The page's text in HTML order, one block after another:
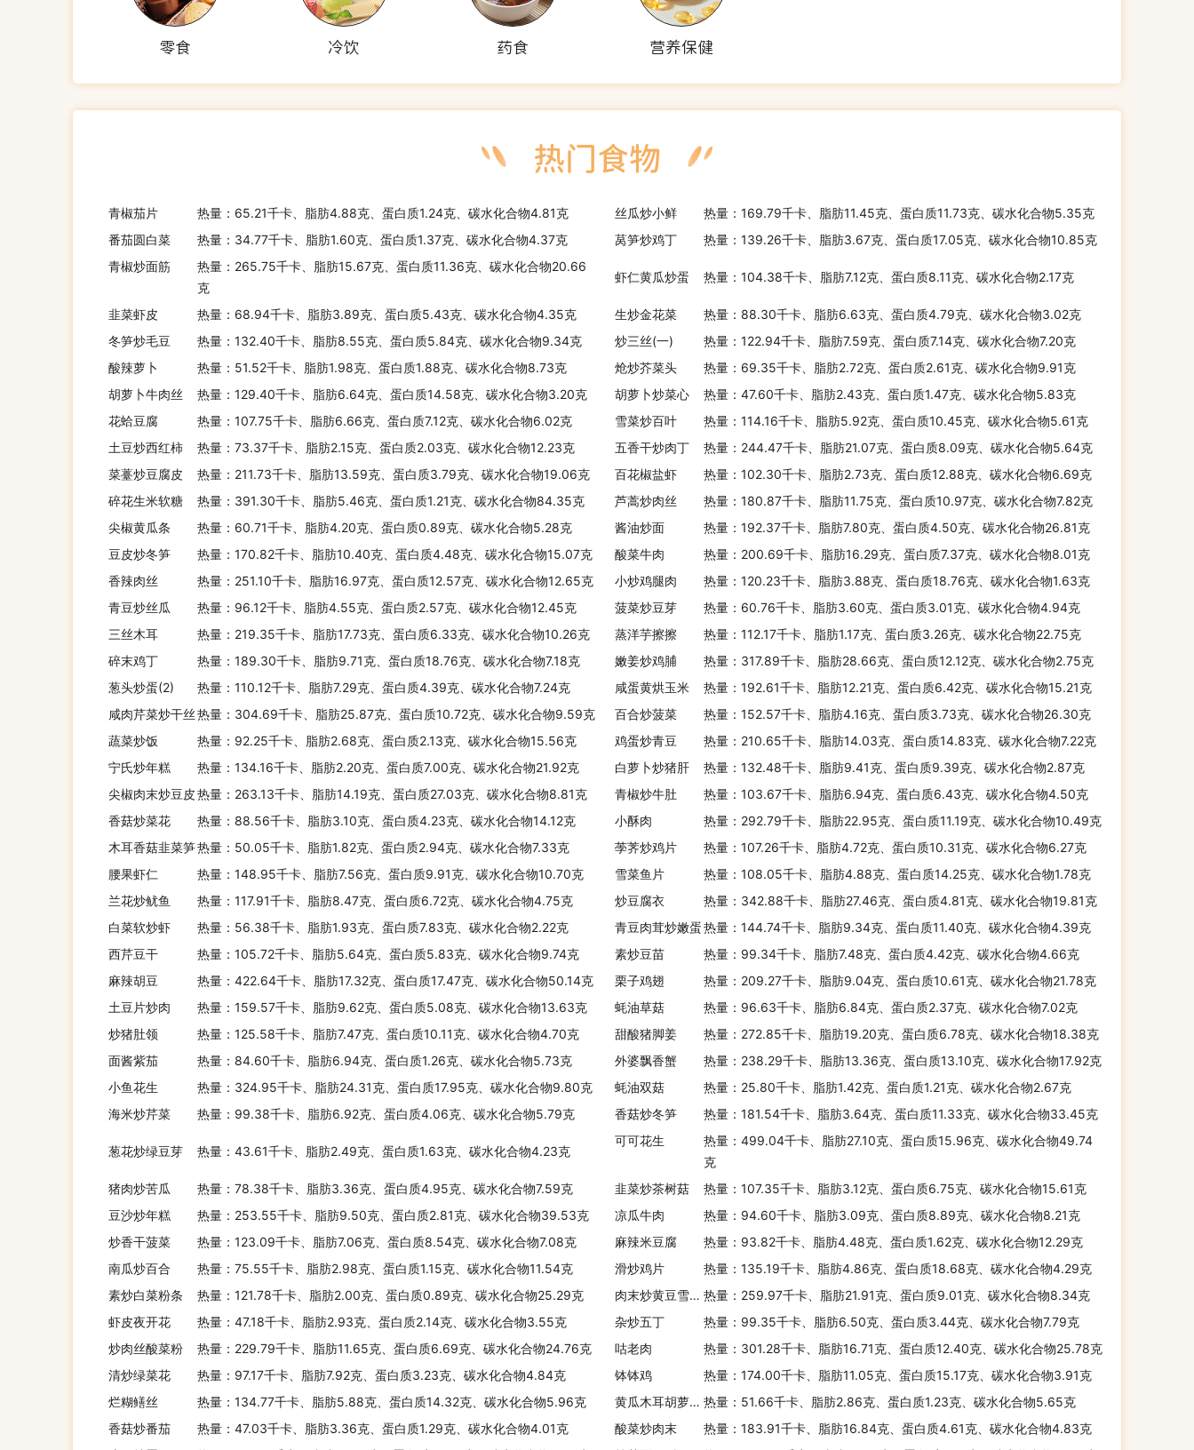
零食 冷饮 药食 营养保健
青椒茄片 热量：65.21千卡、脂肪4.88克、蛋白质1.24克、碳水化合物4.81克 丝瓜炒小鲜
热量：169.79千卡、脂肪11.45克、蛋白质11.73克、碳水化合物5.35克
番茄圆白菜
热量：34.77千卡、脂肪1.60克、蛋白质1.37克、碳水化合物4.37克 莴笋炒鸡丁
热量：139.26千卡、脂肪3.67克、蛋白质17.05克、碳水化合物10.85克
青椒炒面筋
热量：265.75千卡、脂肪15.67克、蛋白质11.36克、碳水化合物20.66
克
虾仁黄瓜炒蛋 热量：104.38千卡、脂肪7.12克、蛋白质8.11克、碳水化合物2.17克
韭菜虾皮 热量：68.94千卡、脂肪3.89克、蛋白质5.43克、碳水化合物4.35克 生炒金花菜
热量：88.30千卡、脂肪6.63克、蛋白质4.79克、碳水化合物3.02克
冬笋炒毛豆
热量：132.40千卡、脂肪8.55克、蛋白质5.84克、碳水化合物9.34克 炒三丝(一)
热量：122.94千卡、脂肪7.59克、蛋白质7.14克、碳水化合物7.20克
酸辣萝卜
热量：51.52千卡、脂肪1.98克、蛋白质1.88克、碳水化合物8.73克 炝炒芥菜头
热量：69.35千卡、脂肪2.72克、蛋白质2.61克、碳水化合物9.91克
胡萝卜牛肉丝
热量：129.40千卡、脂肪6.64克、蛋白质14.58克、碳水化合物3.20克 胡萝卜炒菜心
热量：47.60千卡、脂肪2.43克、蛋白质1.47克、碳水化合物5.83克
花蛤豆腐
热量：107.75千卡、脂肪6.66克、蛋白质7.12克、碳水化合物6.02克 雪菜炒百叶
热量：114.16千卡、脂肪5.92克、蛋白质10.45克、碳水化合物5.61克
土豆炒西红柿
热量：73.37千卡、脂肪2.15克、蛋白质2.03克、碳水化合物12.23克 五香干炒肉丁
热量：244.47千卡、脂肪21.07克、蛋白质8.09克、碳水化合物5.64克
菜薹炒豆腐皮
热量：211.73千卡、脂肪13.59克、蛋白质3.79克、碳水化合物19.06克 百花椒盐虾
热量：102.30千卡、脂肪2.73克、蛋白质12.88克、碳水化合物6.69克
碎花生米软糖
热量：391.30千卡、脂肪5.46克、蛋白质1.21克、碳水化合物84.35克 芦蒿炒肉丝
热量：180.87千卡、脂肪11.75克、蛋白质10.97克、碳水化合物7.82克
尖椒黄瓜条
热量：60.71千卡、脂肪4.20克、蛋白质0.89克、碳水化合物5.28克 酱油炒面
热量：192.37千卡、脂肪7.80克、蛋白质4.50克、碳水化合物26.81克
豆皮炒冬笋
热量：170.82千卡、脂肪10.40克、蛋白质4.48克、碳水化合物15.07克 酸菜牛肉
热量：200.69千卡、脂肪16.29克、蛋白质7.37克、碳水化合物8.01克
香辣肉丝
热量：251.10千卡、脂肪16.97克、蛋白质12.57克、碳水化合物12.65克 小炒鸡腿肉
热量：120.23千卡、脂肪3.88克、蛋白质18.76克、碳水化合物1.63克
青豆炒丝瓜
热量：96.12千卡、脂肪4.55克、蛋白质2.57克、碳水化合物12.45克 菠菜炒豆芽
热量：60.76千卡、脂肪3.60克、蛋白质3.01克、碳水化合物4.94克
三丝木耳
热量：219.35千卡、脂肪17.73克、蛋白质6.33克、碳水化合物10.26克 蒸洋芋擦擦
热量：112.17千卡、脂肪1.17克、蛋白质3.26克、碳水化合物22.75克
碎末鸡丁
热量：189.30千卡、脂肪9.71克、蛋白质18.76克、碳水化合物7.18克 嫩姜炒鸡脯
热量：317.89千卡、脂肪28.66克、蛋白质12.12克、碳水化合物2.75克
葱头炒蛋(2)
热量：110.12千卡、脂肪7.29克、蛋白质4.39克、碳水化合物7.24克 咸蛋黄烘玉米
热量：192.61千卡、脂肪12.21克、蛋白质6.42克、碳水化合物15.21克
咸肉芹菜炒干丝热量：304.69千卡、脂肪25.87克、蛋白质10.72克、碳水化合物9.59克 百合炒菠菜
热量：152.57千卡、脂肪4.16克、蛋白质3.73克、碳水化合物26.30克
蔬菜炒饭
热量：92.25千卡、脂肪2.68克、蛋白质2.13克、碳水化合物15.56克 鸡蛋炒青豆
热量：210.65千卡、脂肪14.03克、蛋白质14.83克、碳水化合物7.22克
宁氏炒年糕
热量：134.16千卡、脂肪2.20克、蛋白质7.00克、碳水化合物21.92克 白萝卜炒猪肝
热量：132.48千卡、脂肪9.41克、蛋白质9.39克、碳水化合物2.87克
尖椒肉末炒豆皮热量：263.13千卡、脂肪14.19克、蛋白质27.03克、碳水化合物8.81克 青椒炒牛肚
热量：103.67千卡、脂肪6.94克、蛋白质6.43克、碳水化合物4.50克
香菇炒菜花
热量：88.56千卡、脂肪3.10克、蛋白质4.23克、碳水化合物14.12克 小酥肉
热量：292.79千卡、脂肪22.95克、蛋白质11.19克、碳水化合物10.49克
木耳香菇韭菜笋热量：50.05千卡、脂肪1.82克、蛋白质2.94克、碳水化合物7.33克 荸荠炒鸡片
热量：107.26千卡、脂肪4.72克、蛋白质10.31克、碳水化合物6.27克
腰果虾仁
热量：148.95千卡、脂肪7.56克、蛋白质9.91克、碳水化合物10.70克 雪菜鱼片
热量：108.05千卡、脂肪4.88克、蛋白质14.25克、碳水化合物1.78克
兰花炒鱿鱼
热量：117.91千卡、脂肪8.47克、蛋白质6.72克、碳水化合物4.75克 炒豆腐衣
热量：342.88千卡、脂肪27.46克、蛋白质4.81克、碳水化合物19.81克
白菜软炒虾
热量：56.38千卡、脂肪1.93克、蛋白质7.83克、碳水化合物2.22克 青豆肉茸炒嫩蛋热量：144.74千卡、脂肪9.34克、蛋白质11.40克、碳水化合物4.39克
西芹豆干
热量：105.72千卡、脂肪5.64克、蛋白质5.83克、碳水化合物9.74克 素炒豆苗
热量：99.34千卡、脂肪7.48克、蛋白质4.42克、碳水化合物4.66克
麻辣胡豆
热量：422.64千卡、脂肪17.32克、蛋白质17.47克、碳水化合物50.14克 栗子鸡翅
热量：209.27千卡、脂肪9.04克、蛋白质10.61克、碳水化合物21.78克
土豆片炒肉
热量：159.57千卡、脂肪9.62克、蛋白质5.08克、碳水化合物13.63克 蚝油草菇
热量：96.63千卡、脂肪6.84克、蛋白质2.37克、碳水化合物7.02克
炒猪肚领
热量：125.58千卡、脂肪7.47克、蛋白质10.11克、碳水化合物4.70克 甜酸猪脚姜
热量：272.85千卡、脂肪19.20克、蛋白质6.78克、碳水化合物18.38克
面酱紫茄
热量：84.60千卡、脂肪6.94克、蛋白质1.26克、碳水化合物5.73克 外婆飘香蟹
热量：238.29千卡、脂肪13.36克、蛋白质13.10克、碳水化合物17.92克
小鱼花生
热量：324.95千卡、脂肪24.31克、蛋白质17.95克、碳水化合物9.80克 蚝油双菇
热量：25.80千卡、脂肪1.42克、蛋白质1.21克、碳水化合物2.67克
海米炒芹菜
热量：99.38千卡、脂肪6.92克、蛋白质4.06克、碳水化合物5.79克 香菇炒冬笋 热量：181.54千卡、脂肪3.64克、蛋白质11.33克、碳水化合物33.45克
葱花炒绿豆芽 热量：43.61千卡、脂肪2.49克、蛋白质1.63克、碳水化合物4.23克
可可花生
热量：499.04千卡、脂肪27.10克、蛋白质15.96克、碳水化合物49.74
克
猪肉炒苦瓜
热量：78.38千卡、脂肪3.36克、蛋白质4.95克、碳水化合物7.59克 韭菜炒茶树菇
热量：107.35千卡、脂肪3.12克、蛋白质6.75克、碳水化合物15.61克
豆沙炒年糕
热量：253.55千卡、脂肪9.50克、蛋白质2.81克、碳水化合物39.53克 凉瓜牛肉
热量：94.60千卡、脂肪3.09克、蛋白质8.89克、碳水化合物8.21克
炒香干菠菜
热量：123.09千卡、脂肪7.06克、蛋白质8.54克、碳水化合物7.08克 麻辣米豆腐
热量：93.82千卡、脂肪4.48克、蛋白质1.62克、碳水化合物12.29克
南瓜炒百合
热量：75.55千卡、脂肪2.98克、蛋白质1.15克、碳水化合物11.54克 滑炒鸡片
热量：135.19千卡、脂肪4.86克、蛋白质18.68克、碳水化合物4.29克
素炒白菜粉条
热量：121.78千卡、脂肪2.00克、蛋白质0.89克、碳水化合物25.29克 肉末炒黄豆雪里蕻 热量：259.97千卡、脂肪21.91克、蛋白质9.01克、碳水化合物8.34克
虾皮夜开花
热量：47.18千卡、脂肪2.93克、蛋白质2.14克、碳水化合物3.55克 杂炒五丁
热量：99.35千卡、脂肪6.50克、蛋白质3.44克、碳水化合物7.79克
炒肉丝酸菜粉
热量：229.79千卡、脂肪11.65克、蛋白质6.69克、碳水化合物24.76克 咕老肉
热量：301.28千卡、脂肪16.71克、蛋白质12.40克、碳水化合物25.78克
清炒绿菜花
热量：97.17千卡、脂肪7.92克、蛋白质3.23克、碳水化合物4.84克 钵钵鸡
热量：174.00千卡、脂肪11.05克、蛋白质15.17克、碳水化合物3.91克
烂糊鳝丝
热量：134.77千卡、脂肪5.88克、蛋白质14.32克、碳水化合物5.96克 黄瓜木耳胡萝卜丝 热量：51.66千卡、脂肪2.86克、蛋白质1.23克、碳水化合物5.65克
香菇炒番茄
热量：47.03千卡、脂肪3.36克、蛋白质1.29克、碳水化合物4.01克 酸菜炒肉末
热量：183.91千卡、脂肪16.84克、蛋白质4.61克、碳水化合物4.83克